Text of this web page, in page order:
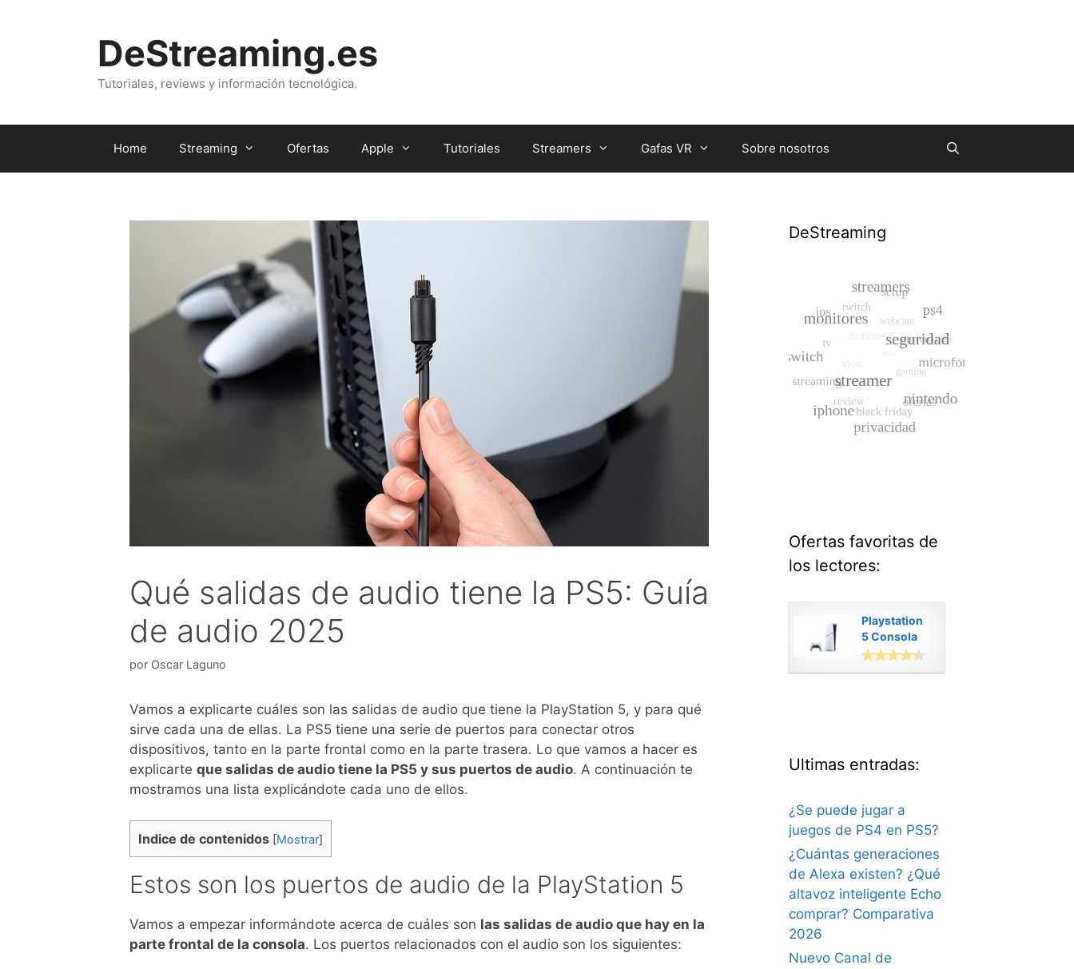
DeStreaming.es
Tutoriales, reviews y información tecnológica.
Home Streaming Ofertas Apple Tutoriales Streamers Gafas VR Sobre nosotros
Qué salidas de audio tiene la PS5: Guía
de audio 2025
por Oscar Laguno
Vamos a explicarte cuáles son las salidas de audio que tiene la PlayStation 5, y para qué
sirve cada una de ellas. La PS5 tiene una serie de puertos para conectar otros
dispositivos, tanto en la parte frontal como en la parte trasera. Lo que vamos a hacer es
explicarte que salidas de audio tiene la PS5 y sus puertos de audio. A continuación te
mostramos una lista explicándote cada uno de ellos.
Indice de contenidos [Mostrar]
Estos son los puertos de audio de la PlayStation 5
Vamos a empezar informándote acerca de cuáles son las salidas de audio que hay en la
parte frontal de la consola. Los puertos relacionados con el audio son los siguientes:
DeStreaming
Ofertas favoritas de
los lectores:
Playstation
5 Consola
Digital
Ultimas entradas:
¿Se puede jugar a
juegos de PS4 en PS5?
¿Cuántas generaciones
de Alexa existen? ¿Qué
altavoz inteligente Echo
comprar? Comparativa
2026
Nuevo Canal de